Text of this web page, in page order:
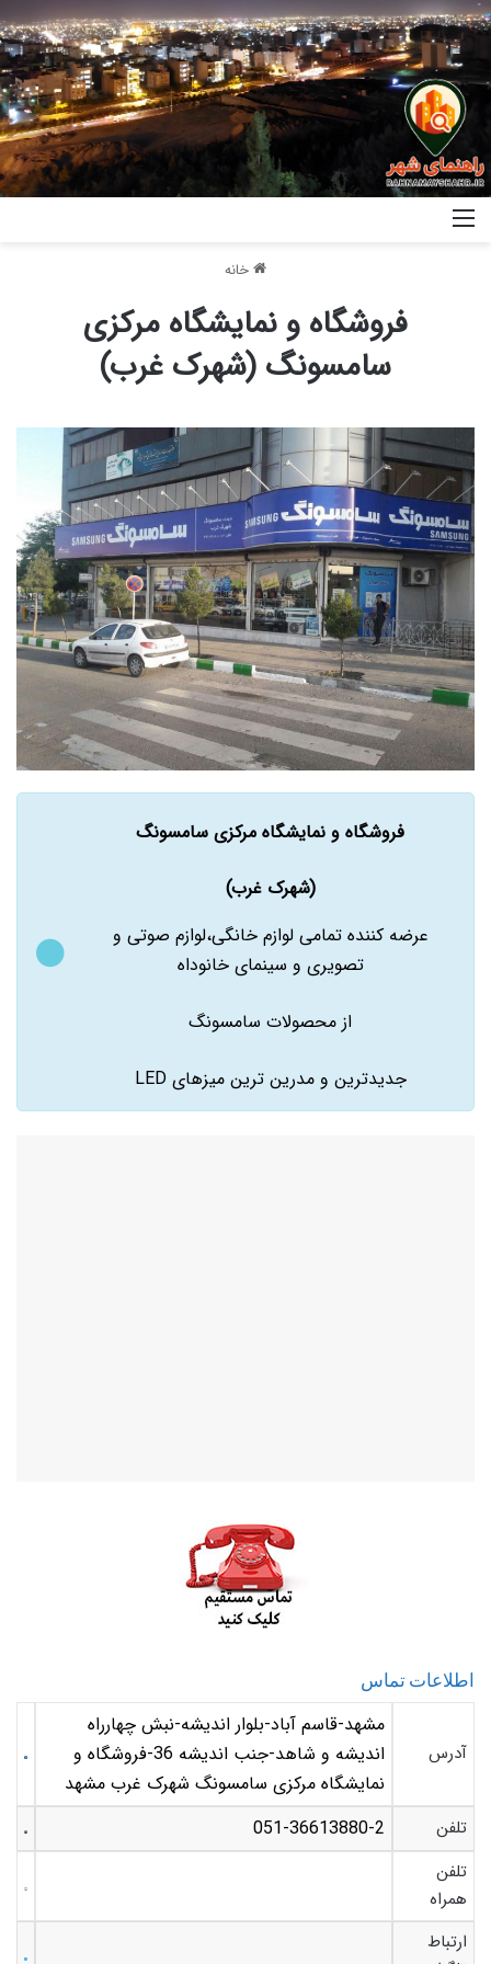
خانه
فروشگاه و نمایشگاه مرکزی
سامسونگ (شهرک غرب)
فروشگاه و نمایشگاه مرکزی سامسونگ
(شهرک غرب)
عرضه کننده تمامی لوازم خانگی،لوازم صوتی و
تصویری و سینمای خانوداه
از محصولات سامسونگ
جدیدترین و مدرین ترین میزهای LED
اطلاعات تماس
آدرس
مشهد-قاسم آباد-بلوار اندیشه-نبش چهارراه
اندیشه و شاهد-جنب اندیشه 36-فروشگاه و
نمایشگاه مرکزی سامسونگ شهرک غرب مشهد
تلفن 051-36613880-2
تلفن
همراه
ارتباط